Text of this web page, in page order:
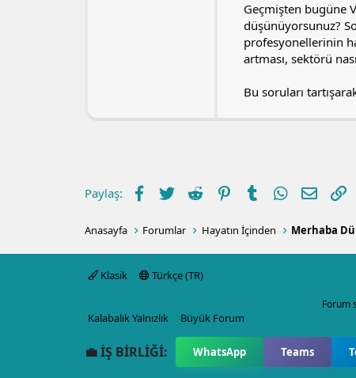
Geçmişten bugüne
düşünüyorsunuz?
profesyonellerinin
artması, sektörü
Bu soruları
Paylaş: Facebook
TwitterReddit PinterestTumblr WhatsApp
E-posta
Anasayfa Forumlar Hayatın İçinden Merhaba
Klasik Türkçe (TR)
Forum
Kalabalık Yalnızlık Büyük Forum
💼 İŞ BİRLİĞİ: WhatsApp Teams